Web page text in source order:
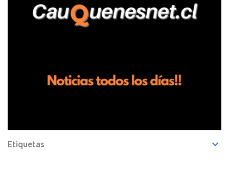
confrontación, la habría tomado de los hombros, empujado al
suelo y agredido con golpes de pies y manos, mientr...
Etiquetas